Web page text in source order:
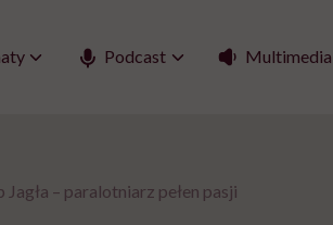
Podcast Multimedia
Jagła – paralotniarz pełen pasji